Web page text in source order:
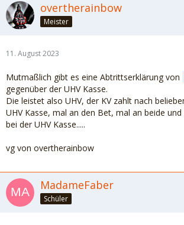
overtherainbow
Meister
11. August 2023
Mutmaßlich gibt es eine Abtrittserklärung von
gegenüber der UHV Kasse.
Die leistet also UHV, der KV zahlt nach
UHV Kasse, mal an den Bet, mal an beide
bei der UHV Kasse.....
vg von overtherainbow
MadameFaber
Schüler